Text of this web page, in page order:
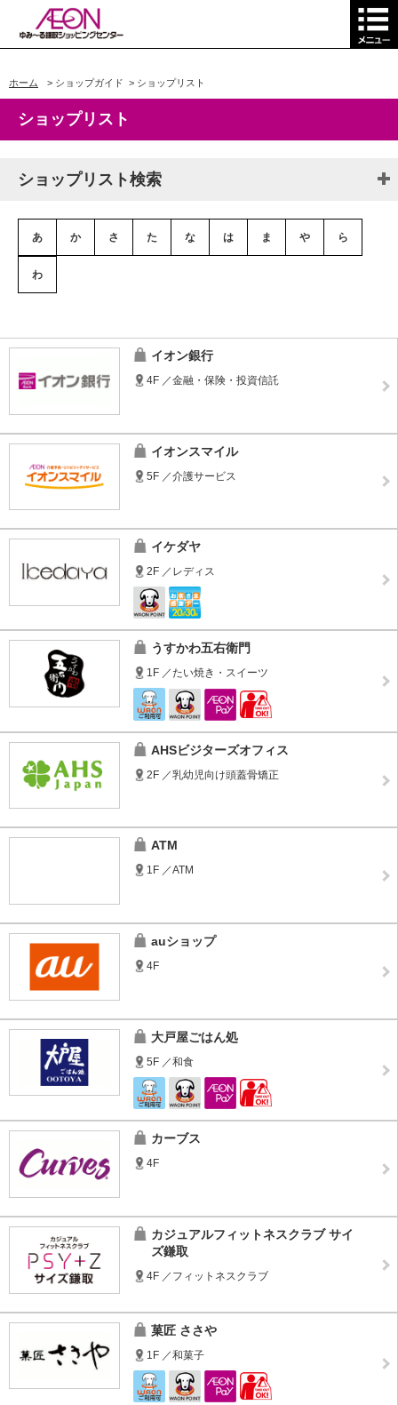
ホーム > ショップガイド > ショップリスト
ショップリスト
ショップリスト検索
あ か さ た な は ま や ら
わ
イオン銀行
4F ／金融・保険・投資信託
イオンスマイル
5F ／介護サービス
イケダヤ
2F ／レディス
うすかわ五右衛門
1F ／たい焼き・スイーツ
AHSビジターズオフィス
2F ／乳幼児向け頭蓋骨矯正
ATM
1F ／ATM
auショップ
4F
大戸屋ごはん処
5F ／和食
カーブス
4F
カジュアルフィットネスクラブ サイ
ズ鎌取
4F ／フィットネスクラブ
菓匠 ささや
1F ／和菓子